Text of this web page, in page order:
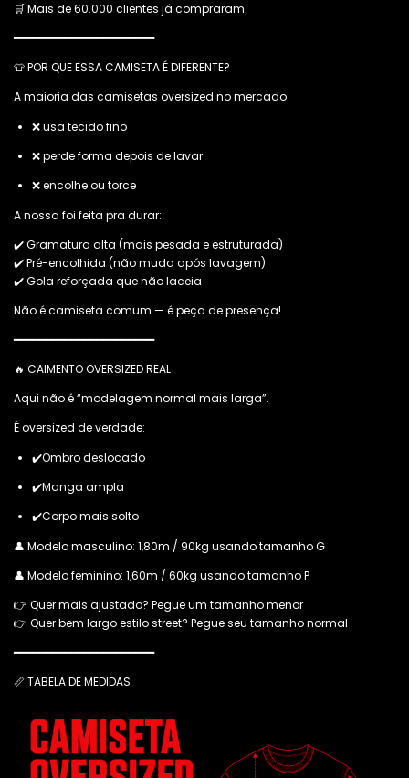
🛒 Mais de 60.000 clientes já compraram.
━━━━━━━━━━━━━━━━━━━━━━
👕 POR QUE ESSA CAMISETA É DIFERENTE?
A maioria das camisetas oversized no mercado:
❌ usa tecido fino
❌ perde forma depois de lavar
❌ encolhe ou torce
A nossa foi feita pra durar:
✔️ Gramatura alta (mais pesada e estruturada)
✔️ Pré-encolhida (não muda após lavagem)
✔️ Gola reforçada que não laceia
Não é camiseta comum — é peça de presença!
━━━━━━━━━━━━━━━━━━━━━━
🔥 CAIMENTO OVERSIZED REAL
Aqui não é “modelagem normal mais larga”.
É oversized de verdade:
✔️Ombro deslocado
✔️Manga ampla
✔️Corpo mais solto
👤 Modelo masculino: 1,80m / 90kg usando tamanho G
👤 Modelo feminino: 1,60m / 60kg usando tamanho P
👉 Quer mais ajustado? Pegue um tamanho menor
👉 Quer bem largo estilo street? Pegue seu tamanho normal
━━━━━━━━━━━━━━━━━━━━━━
📏 TABELA DE MEDIDAS